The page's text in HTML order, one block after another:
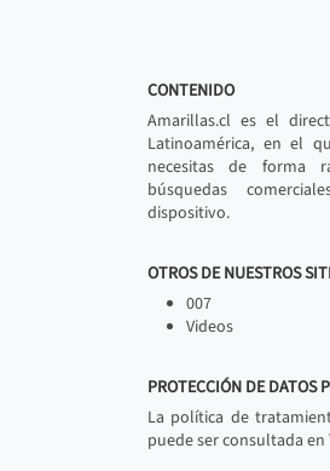
CONTENIDO
Amarillas.cl es el
Latinoamérica, en el
necesitas de forma
búsquedas
dispositivo.
OTROS DE NUESTROS
007
Videos
PROTECCIÓN DE DATOS
La política de
puede ser consultada en